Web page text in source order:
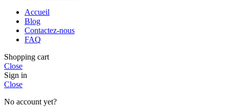
Accueil
Blog
Contactez-nous
FAQ
Shopping cart
Close
Sign in
Close
No account yet?
Bonjour 👋
Comment notre équipe peut-elle vous
accompagner aujourd'hui ?